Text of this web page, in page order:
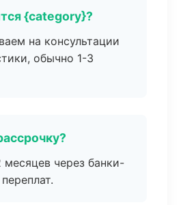
{category}?
на консультации
обычно 1-3
месяцев через банки-